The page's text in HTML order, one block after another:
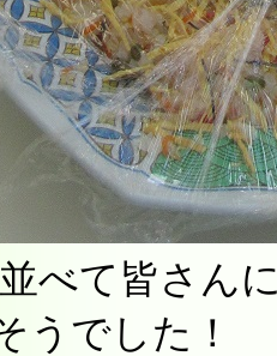
べて皆さん
うでした！